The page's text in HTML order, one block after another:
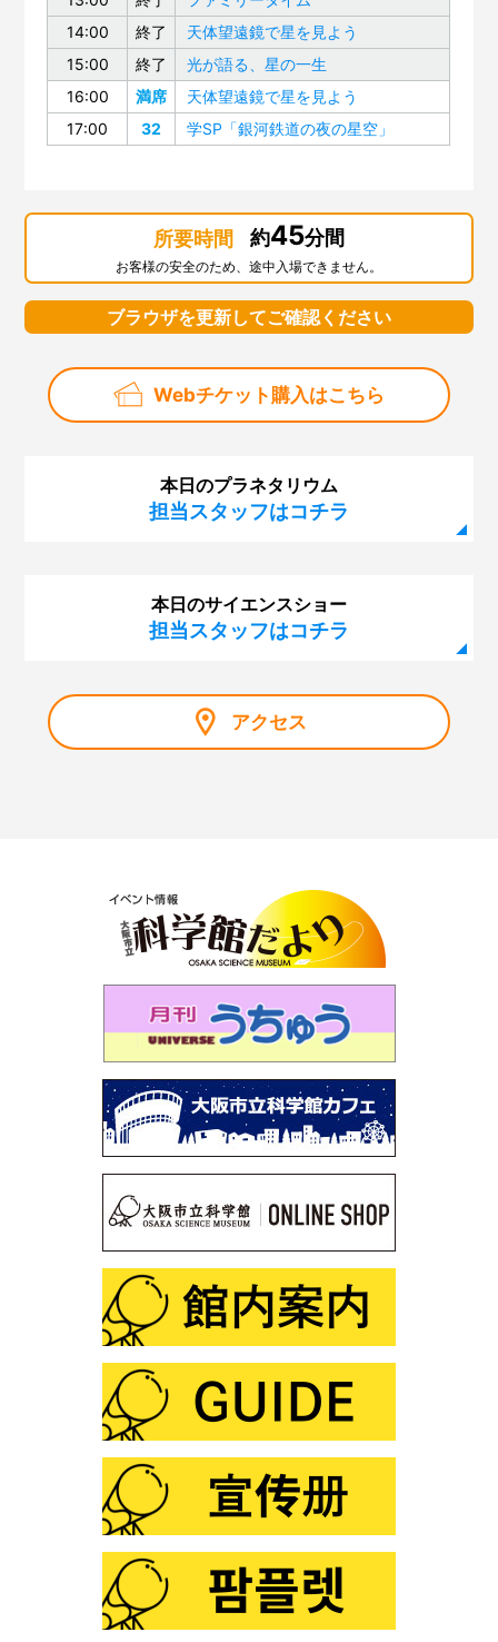
14:00
終了
天体望遠鏡で星を見よう
15:00
終了
光が語る、星の一生
16:00
満席
天体望遠鏡で星を見よう
17:00
32 学SP「銀河鉄道の夜の星空」
所要時間 約45分間
お客様の安全のため、途中入場できません。
ブラウザを更新してご確認ください
Webチケット購入はこちら
本日のプラネタリウム
担当スタッフはコチラ
本日のサイエンスショー
担当スタッフはコチラ
アクセス